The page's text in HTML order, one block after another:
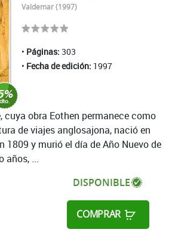
Valdemar (1997)
Páginas: 303
Fecha de edición: 1997
DISPONIBLE
COMPRAR
cuya obra Eothen permanece como
de viajes anglosajona, nació en
1809 y murió el día de Año Nuevo de
años, ...